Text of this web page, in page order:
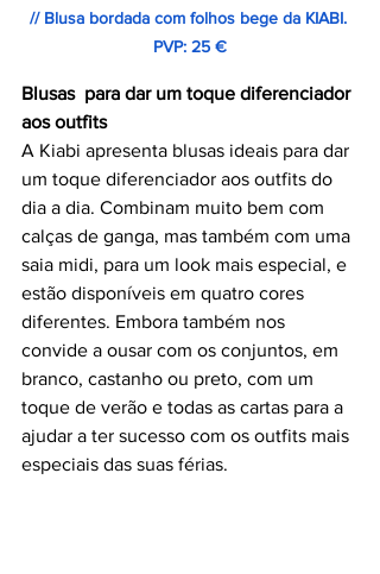
// Blusa bordada com folhos bege da KIABI.
PVP: 25 €
Blusas  para dar um toque diferenciador
aos outfits
A Kiabi apresenta blusas ideais para dar
um toque diferenciador aos outfits do
dia a dia. Combinam muito bem com
calças de ganga, mas também com uma
saia midi, para um look mais especial, e
estão disponíveis em quatro cores
diferentes. Embora também nos
convide a ousar com os conjuntos, em
branco, castanho ou preto, com um
toque de verão e todas as cartas para a
ajudar a ter sucesso com os outfits mais
especiais das suas férias.